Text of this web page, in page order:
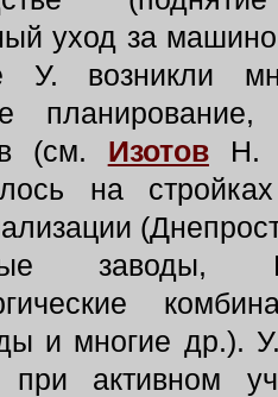
уход за
У. возникли
(см. Изотов
Н.
на
заводы,
и многие др.).
при активном